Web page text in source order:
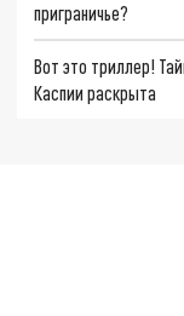
приграничье?
Вот это триллер!
Каспии раскрыта